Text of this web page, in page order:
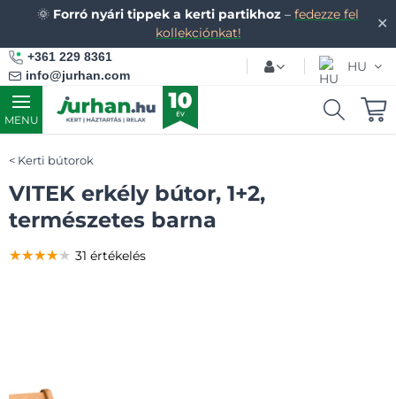
✕
🌞 Forró nyári tippek a kerti partikhoz – fedezze fel
kollekciónkat!
+361 229 8361
info@jurhan.com
HU
MENU
Kerti bútorok
VITEK erkély bútor, 1+2,
természetes barna
★★★★★
★★★★★
★★★★★ 31 értékelés